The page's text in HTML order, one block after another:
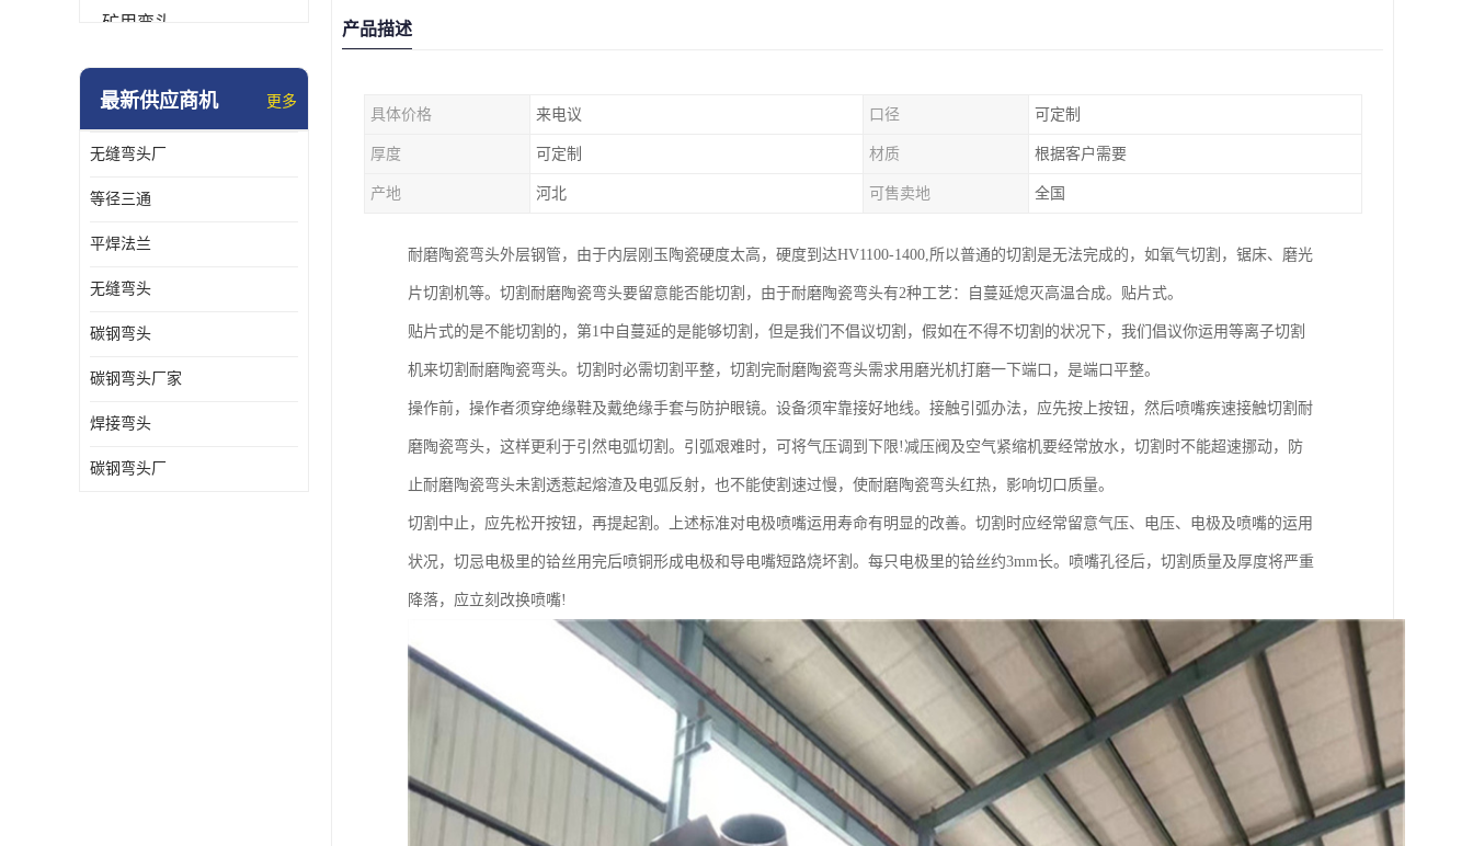
矿用弯头
冲压弯头
热压弯头
镀锌弯头
最新供应商机 更多
无缝弯头厂
等径三通
平焊法兰
无缝弯头
碳钢弯头
碳钢弯头厂家
焊接弯头
碳钢弯头厂
产品描述
具体价格 来电议 口径 可定制
厚度 可定制 材质 根据客户需要
产地 河北 可售卖地 全国
耐磨陶瓷弯头外层钢管，由于内层刚玉陶瓷硬度太高，硬度到达HV1100-1400,所以普通的切割是无法完成的，如氧气切割，锯床、磨光
片切割机等。切割耐磨陶瓷弯头要留意能否能切割，由于耐磨陶瓷弯头有2种工艺：自蔓延熄灭高温合成。贴片式。
贴片式的是不能切割的，第1中自蔓延的是能够切割，但是我们不倡议切割，假如在不得不切割的状况下，我们倡议你运用等离子切割
机来切割耐磨陶瓷弯头。切割时必需切割平整，切割完耐磨陶瓷弯头需求用磨光机打磨一下端口，是端口平整。
操作前，操作者须穿绝缘鞋及戴绝缘手套与防护眼镜。设备须牢靠接好地线。接触引弧办法，应先按上按钮，然后喷嘴疾速接触切割耐
磨陶瓷弯头，这样更利于引然电弧切割。引弧艰难时，可将气压调到下限!减压阀及空气紧缩机要经常放水，切割时不能超速挪动，防
止耐磨陶瓷弯头未割透惹起熔渣及电弧反射，也不能使割速过慢，使耐磨陶瓷弯头红热，影响切口质量。
切割中止，应先松开按钮，再提起割。上述标准对电极喷嘴运用寿命有明显的改善。切割时应经常留意气压、电压、电极及喷嘴的运用
状况，切忌电极里的铪丝用完后喷铜形成电极和导电嘴短路烧坏割。每只电极里的铪丝约3mm长。喷嘴孔径后，切割质量及厚度将严重
降落，应立刻改换喷嘴!